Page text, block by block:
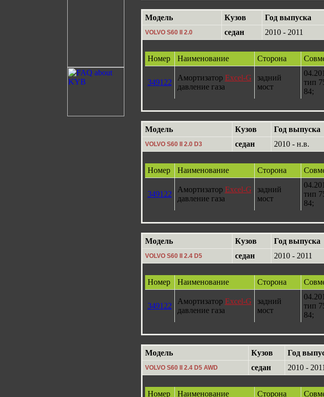
Модель Кузов Год выпуска
VOLVO S60 II 2.0 седан 2010 - 2011
Номер Наименование Сторона
349122
Амортизатор Excel-G
давление газа
задний
мост
тип
84;
Модель Кузов Год выпуска
VOLVO S60 II 2.0 D3 седан 2010 - н.в.
Номер Наименование Сторона
349122
Амортизатор Excel-G
давление газа
задний
мост
тип
84;
Модель Кузов Год выпуска
VOLVO S60 II 2.4 D5 седан 2010 - 2011
Номер Наименование Сторона
349122
Амортизатор Excel-G
давление газа
задний
мост
тип
84;
Модель Кузов Год
VOLVO S60 II 2.4 D5 AWD седан 2010 - 2011
Номер Наименование Сторона